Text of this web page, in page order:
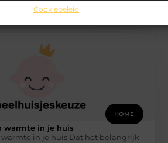
Cookiebeleid
HOME
warmte in je huis
warmte in je huis Dat het belangrijk